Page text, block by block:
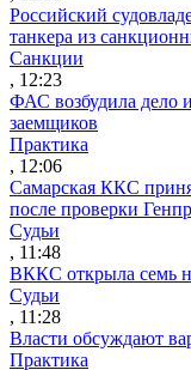
Российский
танкера из
Санкции
, 12:23
ФАС возбудила дело
заемщиков
Практика
, 12:06
Самарская ККС
после проверки
Судьи
, 11:48
ВККС открыла семь
Судьи
, 11:28
Власти обсуждают
Практика